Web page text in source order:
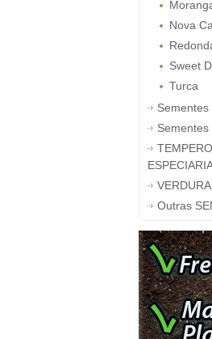
Nova
Sweet
Turca
Sementes
Sementes
Outras